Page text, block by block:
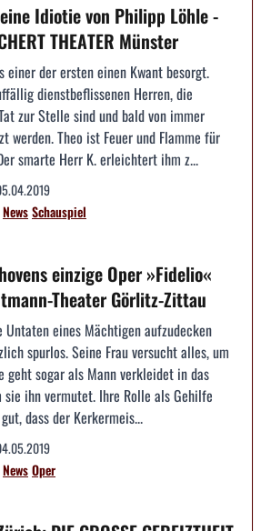
eine Idiotie von Philipp Löhle -
THEATER Münster
einer der ersten einen Kwant besorgt.
dienstbeflissenen Herren, die
zur Stelle sind und bald von immer
werden. Theo ist Feuer und Flamme für
smarte Herr K. erleichtert ihm z...
NewsSchauspiel
einzige Oper »Fidelio«
Theater Görlitz-Zittau
Untaten eines Mächtigen aufzudecken
spurlos. Seine Frau versucht alles, um
geht sogar als Mann verkleidet in das
sie ihn vermutet. Ihre Rolle als Gehilfe
dass der Kerkermeis...
NewsOper